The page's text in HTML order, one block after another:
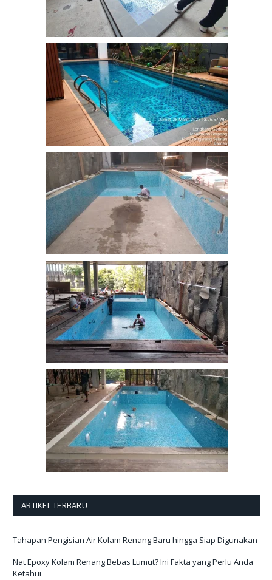
ARTIKEL TERBARU
Tahapan Pengisian Air Kolam Renang Baru hingga Siap Digunakan
Nat Epoxy Kolam Renang Bebas Lumut? Ini Fakta yang Perlu Anda
Ketahui